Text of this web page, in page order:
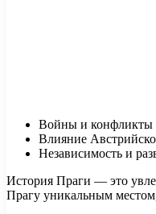
Войны и конфликты
Влияние
Независимость и
История Праги — это
Прагу уникальным